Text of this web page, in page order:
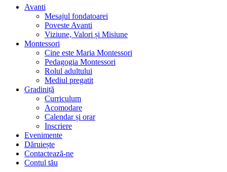
Avanti
Mesajul fondatoarei
Poveste Avanti
Viziune, Valori și Misiune
Montessori
Cine este Maria Montessori
Pedagogia Montessori
Rolul adultului
Mediul pregatit
Gradiniță
Curriculum
Acomodare
Calendar și orar
Inscriere
Evenimente
Dăruiește
Contactează-ne
Contul tău